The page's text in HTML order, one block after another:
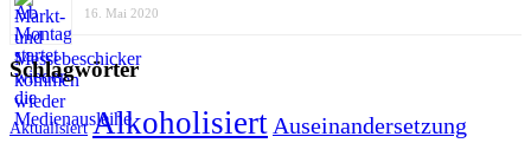
16. Mai 2020
Schlagwörter
Aktualisiert Alkoholisiert Auseinandersetzung